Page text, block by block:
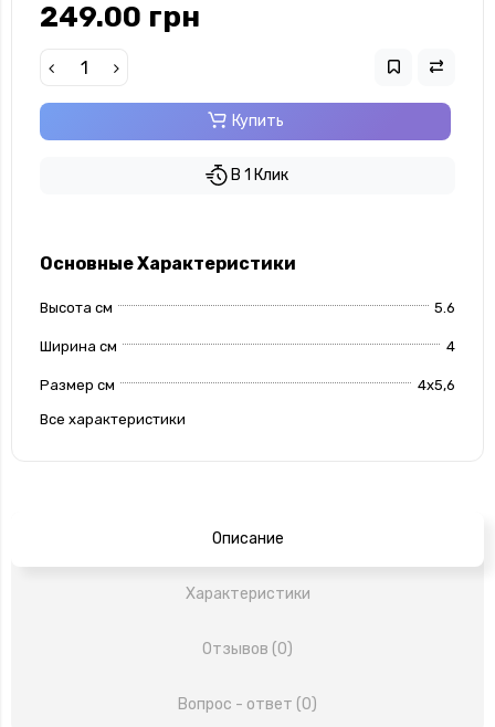
249.00 грн
Купить
В 1 Клик
Основные Характеристики
Высота см 5.6
Ширина см 4
Размер см 4х5,6
Все характеристики
Описание
Характеристики
Отзывов (0)
Вопрос - ответ (0)